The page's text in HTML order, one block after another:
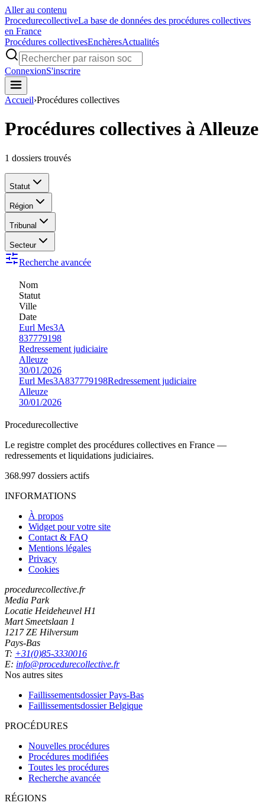
Aller au contenu
ProcedurecollectiveLa base de données des procédures collectives
en France
Procédures collectivesEnchèresActualités
ConnexionS'inscrire
Accueil›Procédures collectives
Procédures collectives à Alleuze
1 dossiers trouvés
Statut
Région
Tribunal
Secteur
Recherche avancée
Nom
Statut
Ville
Date
Eurl Mes3A
837779198
Redressement judiciaire
Alleuze
30/01/2026
Eurl Mes3A837779198Redressement judiciaire
Alleuze
30/01/2026
Procedurecollective
Le registre complet des procédures collectives en France —
redressements et liquidations judiciaires.
368.997 dossiers actifs
INFORMATIONS
À propos
Widget pour votre site
Contact & FAQ
Mentions légales
Privacy
Cookies
procedurecollective.fr
Media Park
Locatie Heideheuvel H1
Mart Smeetslaan 1
1217 ZE Hilversum
Pays-Bas
T: +31(0)85-3330016
E: info@procedurecollective.fr
Nos autres sites
Faillissementsdossier Pays-Bas
Faillissementsdossier Belgique
PROCÉDURES
Nouvelles procédures
Procédures modifiées
Toutes les procédures
Recherche avancée
RÉGIONS